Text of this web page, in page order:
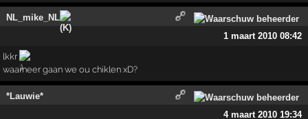
NL_mike_NL
1 maart 2010 08:42
lkkr
waarneer gaan we ou chiklen xD?
*Lauwie*
4 maart 2010 19:34